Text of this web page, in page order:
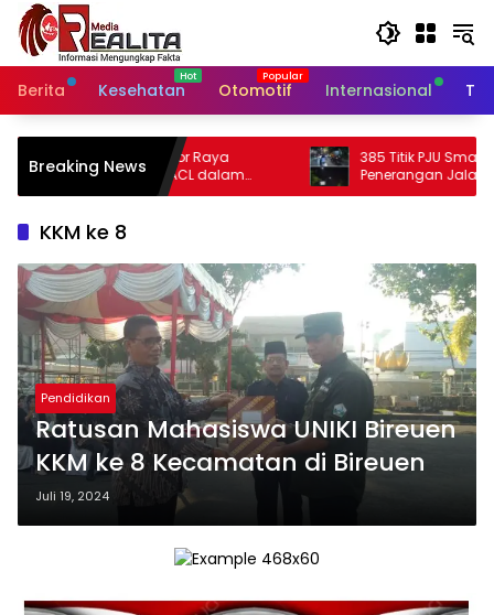
Langsung
konten
Berita
Kesehatan Otomotif Internasional
Breaking News
dalam
385 Titik PJU Smart Sytem Rampung,
Penerangan Jalan Bangil – Sukorejo Di
Rasakan Masyarakat.
KKM ke 8
Pendidikan
Ratusan Mahasiswa UNIKI Bireuen
KKM ke 8 Kecamatan di Bireuen
Juli 19, 2024